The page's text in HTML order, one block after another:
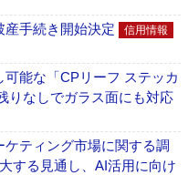
手続き開始決定 信用情報
能な「CPリーフ ステッカ
なしでガラス面にも対応
ティング市場に関する調
する見通し、AI活用に向け